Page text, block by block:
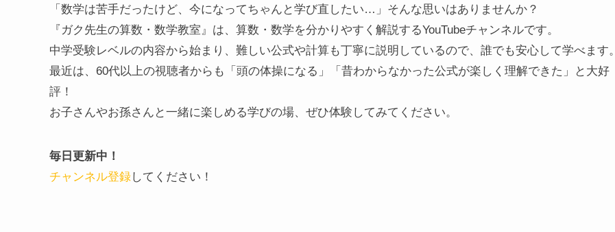
「数学は苦手だったけど、今になってちゃんと学び直したい…」そんな思いはありませんか？
『ガク先生の算数・数学教室』は、算数・数学を分かりやすく解説するYouTubeチャンネルです。
中学受験レベルの内容から始まり、難しい公式や計算も丁寧に説明しているので、誰でも安心して学べます。
最近は、60代以上の視聴者からも「頭の体操になる」「昔わからなかった公式が楽しく理解できた」と大好
評！
お子さんやお孫さんと一緒に楽しめる学びの場、ぜひ体験してみてください。
毎日更新中！
チャンネル登録してください！